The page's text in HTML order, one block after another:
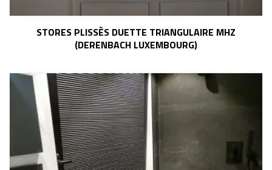
STORES PLISSÈS DUETTE TRIANGULAIRE MHZ
(DERENBACH LUXEMBOURG)